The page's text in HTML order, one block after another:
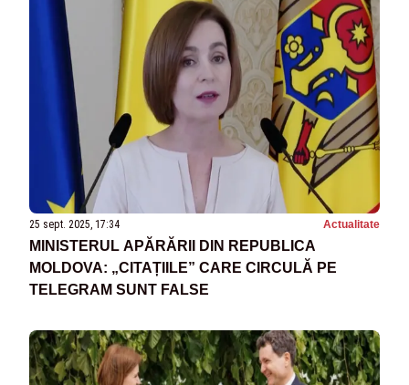
25 sept. 2025, 17:34 Actualitate
MINISTERUL APĂRĂRII DIN REPUBLICA
MOLDOVA: „CITAȚIILE” CARE CIRCULĂ PE
TELEGRAM SUNT FALSE